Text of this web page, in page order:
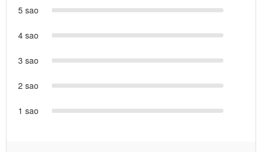
- Mô phỏng ô tô tải container cỡ lớn dài 57cm, có khiển từ xa
5 sao
4 sao
3 sao
2 sao
1 sao